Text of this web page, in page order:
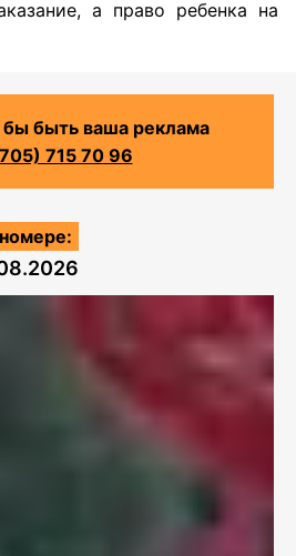
а право ребенка на
бы быть ваша реклама
715 70 96